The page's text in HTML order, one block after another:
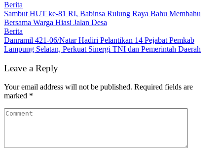
Berita
Sambut HUT ke-81 RI, Babinsa Rulung Raya Bahu Membahu
Bersama Warga Hiasi Jalan Desa
Berita
Danramil 421-06/Natar Hadiri Pelantikan 14 Pejabat Pemkab
Lampung Selatan, Perkuat Sinergi TNI dan Pemerintah Daerah
Leave a Reply
Your email address will not be published. Required fields are
marked *